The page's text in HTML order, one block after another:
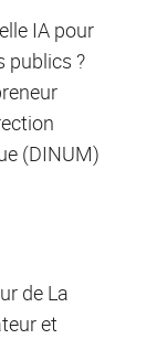
IA pour
publics ?
(DINUM)
de La
et